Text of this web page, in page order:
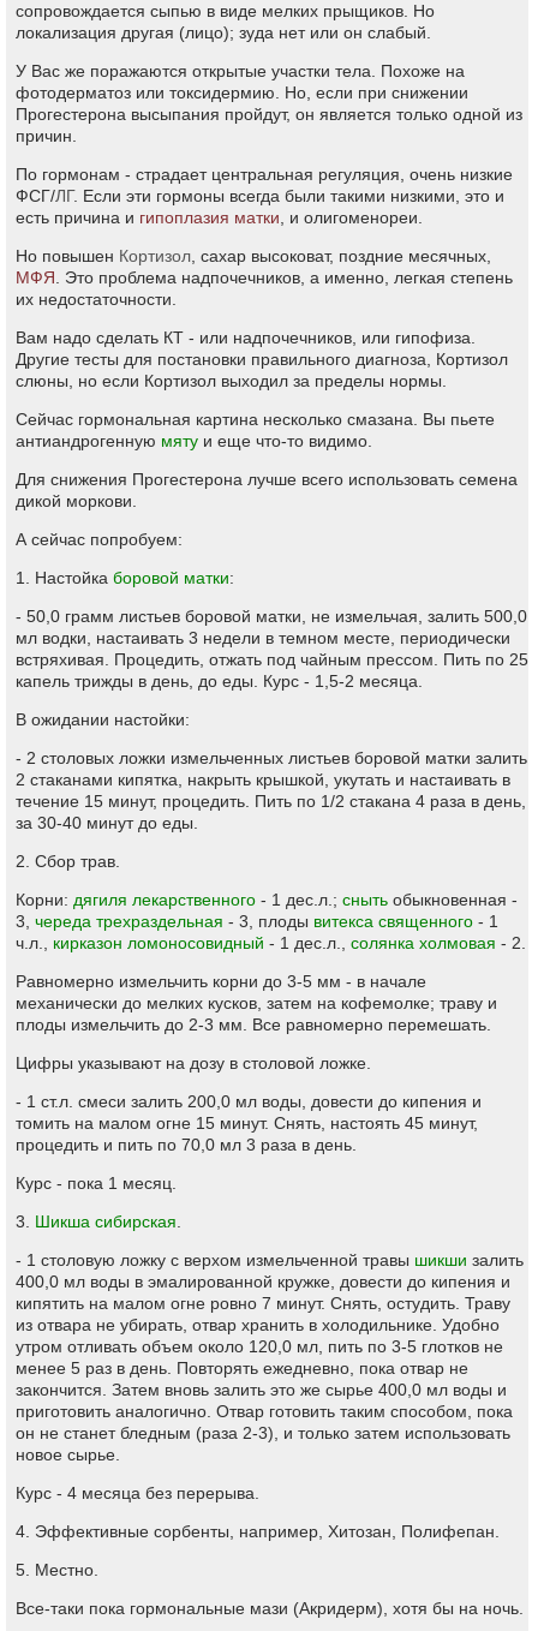
сопровождается сыпью в виде мелких прыщиков. Но
локализация другая (лицо); зуда нет или он слабый.
У Вас же поражаются открытые участки тела. Похоже на
фотодерматоз или токсидермию. Но, если при снижении
Прогестерона высыпания пройдут, он является только одной из
причин.
По гормонам - страдает центральная регуляция, очень низкие
ФСГ/ЛГ. Если эти гормоны всегда были такими низкими, это и
есть причина и гипоплазия матки , и олигоменореи.
Но повышен Кортизол , сахар высоковат, поздние месячных,
МФЯ . Это проблема надпочечников, а именно, легкая степень
их недостаточности.
Вам надо сделать КТ - или надпочечников, или гипофиза.
Другие тесты для постановки правильного диагноза, Кортизол
слюны, но если Кортизол выходил за пределы нормы.
Сейчас гормональная картина несколько смазана. Вы пьете
антиандрогенную мяту и еще что-то видимо.
Для снижения Прогестерона лучше всего использовать семена
дикой моркови.
А сейчас попробуем:
1. Настойка боровой матки:
- 50,0 грамм листьев боровой матки, не измельчая, залить 500,0
мл водки, настаивать 3 недели в темном месте, периодически
встряхивая. Процедить, отжать под чайным прессом. Пить по 25
капель трижды в день, до еды. Курс - 1,5-2 месяца.
В ожидании настойки:
- 2 столовых ложки измельченных листьев боровой матки залить
2 стаканами кипятка, накрыть крышкой, укутать и настаивать в
течение 15 минут, процедить. Пить по 1/2 стакана 4 раза в день,
за 30-40 минут до еды.
2. Сбор трав.
Корни: дягиля лекарственного - 1 дес.л.; сныть обыкновенная -
3, череда трехраздельная - 3, плоды витекса священного - 1
ч.л., кирказон ломоносовидный - 1 дес.л., солянка холмовая - 2.
Равномерно измельчить корни до 3-5 мм - в начале
механически до мелких кусков, затем на кофемолке; траву и
плоды измельчить до 2-3 мм. Все равномерно перемешать.
Цифры указывают на дозу в столовой ложке.
- 1 ст.л. смеси залить 200,0 мл воды, довести до кипения и
томить на малом огне 15 минут. Снять, настоять 45 минут,
процедить и пить по 70,0 мл 3 раза в день.
Курс - пока 1 месяц.
3. Шикша сибирская
- 1 столовую ложку с верхом измельченной травы шикши залить
400,0 мл воды в эмалированной кружке, довести до кипения и
кипятить на малом огне ровно 7 минут. Снять, остудить. Траву
из отвара не убирать, отвар хранить в холодильнике. Удобно
утром отливать объем около 120,0 мл, пить по 3-5 глотков не
менее 5 раз в день. Повторять ежедневно, пока отвар не
закончится. Затем вновь залить это же сырье 400,0 мл воды и
приготовить аналогично. Отвар готовить таким способом, пока
он не станет бледным (раза 2-3), и только затем использовать
новое сырье.
Курс - 4 месяца без перерыва.
4. Эффективные сорбенты, например, Хитозан, Полифепан.
5. Местно.
Все-таки пока гормональные мази (Акридерм), хотя бы на ночь.